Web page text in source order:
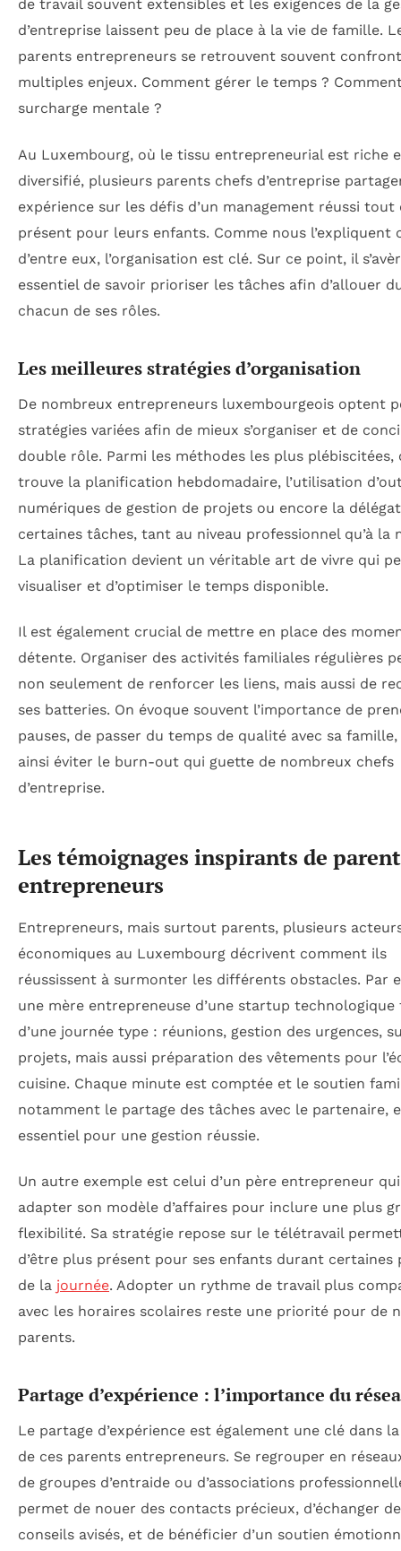
de travail souvent extensibles et les exigences de la
d’entreprise laissent peu de place à la vie de famille.
parents entrepreneurs se retrouvent souvent
multiples enjeux. Comment gérer le temps ?
surcharge mentale ?
Au Luxembourg, où le tissu entrepreneurial est riche
diversifié, plusieurs parents chefs d’entreprise
expérience sur les défis d’un management réussi
présent pour leurs enfants. Comme nous l’expliquent
d’entre eux, l’organisation est clé. Sur ce point, il
essentiel de savoir prioriser les tâches afin d’allouer
chacun de ses rôles.
Les meilleures stratégies d’organisation
De nombreux entrepreneurs luxembourgeois optent
stratégies variées afin de mieux s’organiser et de
double rôle. Parmi les méthodes les plus plébiscitées,
trouve la planification hebdomadaire, l’utilisation
numériques de gestion de projets ou encore la
certaines tâches, tant au niveau professionnel qu’à la
La planification devient un véritable art de vivre qui
visualiser et d’optimiser le temps disponible.
Il est également crucial de mettre en place des
détente. Organiser des activités familiales régulières
non seulement de renforcer les liens, mais aussi de
ses batteries. On évoque souvent l’importance de
pauses, de passer du temps de qualité avec sa
ainsi éviter le burn-out qui guette de nombreux chefs
d’entreprise.
Les témoignages inspirants de
entrepreneurs
Entrepreneurs, mais surtout parents, plusieurs
économiques au Luxembourg décrivent comment ils
réussissent à surmonter les différents obstacles. Par
une mère entrepreneuse d’une startup technologique
d’une journée type : réunions, gestion des urgences,
projets, mais aussi préparation des vêtements pour
cuisine. Chaque minute est comptée et le soutien
notamment le partage des tâches avec le partenaire,
essentiel pour une gestion réussie.
Un autre exemple est celui d’un père entrepreneur
adapter son modèle d’affaires pour inclure une plus
flexibilité. Sa stratégie repose sur le télétravail
d’être plus présent pour ses enfants durant certaines
de la journée. Adopter un rythme de travail plus
avec les horaires scolaires reste une priorité pour de
parents.
Partage d’expérience : l’importance du
Le partage d’expérience est également une clé dans
de ces parents entrepreneurs. Se regrouper en
de groupes d’entraide ou d’associations
permet de nouer des contacts précieux, d’échanger
conseils avisés, et de bénéficier d’un soutien